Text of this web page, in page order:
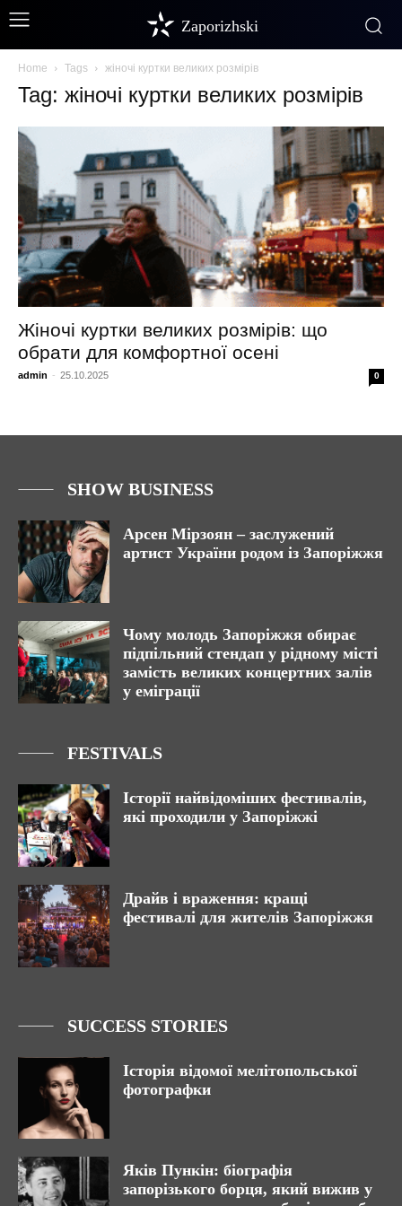
Zaporizhski
Home Tags жіночі куртки великих розмірів
Tag: жіночі куртки великих розмірів
Жіночі куртки великих розмірів: що
обрати для комфортної осені
admin - 25.10.2025 0
SHOW BUSINESS
Арсен Мірзоян – заслужений
артист України родом із Запоріжжя
Чому молодь Запоріжжя обирає
підпільний стендап у рідному місті
замість великих концертних залів
у еміграції
FESTIVALS
Історії найвідоміших фестивалів,
які проходили у Запоріжжі
Драйв і враження: кращі
фестивалі для жителів Запоріжжя
SUCCESS STORIES
Історія відомої мелітопольської
фотографки
Яків Пункін: біографія
запорізького борця, який вижив у